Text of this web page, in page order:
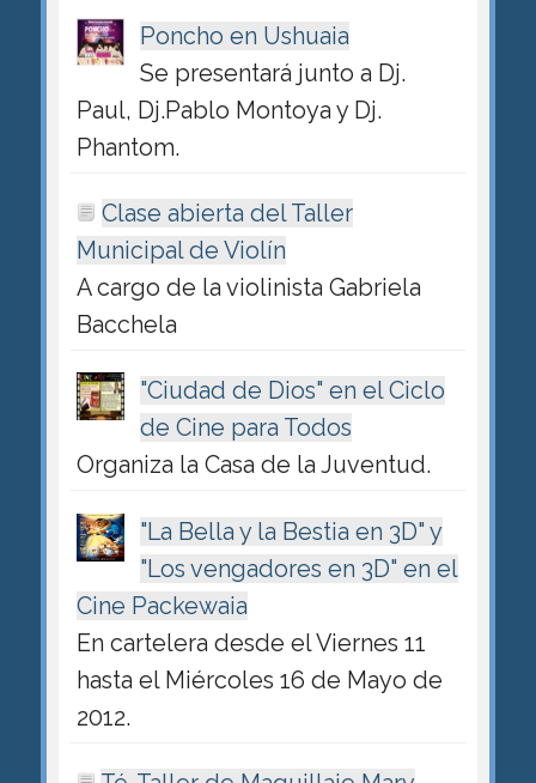
Poncho en Ushuaia
Se presentará junto a Dj.
Paul, Dj.Pablo Montoya y Dj.
Phantom.
Clase abierta del Taller
Municipal de Violín
A cargo de la violinista Gabriela
Bacchela
"Ciudad de Dios" en el Ciclo
de Cine para Todos
Organiza la Casa de la Juventud.
"La Bella y la Bestia en 3D" y
"Los vengadores en 3D" en el
Cine Packewaia
En cartelera desde el Viernes 11
hasta el Miércoles 16 de Mayo de
2012.